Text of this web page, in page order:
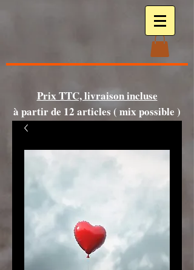
Prix TTC, livraison incluse
à partir de 12 articles ( mix possible )